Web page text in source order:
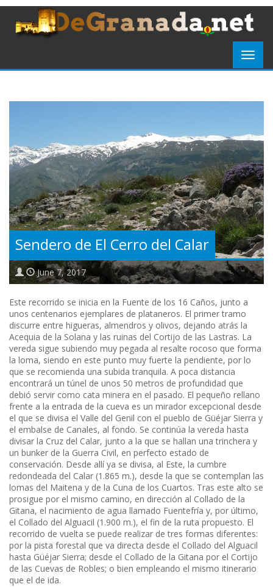
Sendero de El Cerro del Calar
June 7, 2017
Este recorrido se inicia en la Fuente de los 16 Caños, junto a
unos centenarios ejemplares de plataneros. El primer tramo
discurre entre higueras, almendros y olivos, dejando atrás la
Acequia de la Solana y las ruinas del Cortijo de las Lastras. La
vereda sigue subiendo muy pegada al resalte rocoso que forma
la loma, siendo en este punto muy fuerte la pendiente, por lo
que se recomienda una subida tranquila. A poca distancia
encontrará un túnel de unos 50 metros de profundidad que
debió servir como cata minera en el pasado. El pequeño rellano
frente a la entrada de la cueva es un mirador excepcional desde
el que se divisa el Valle del Genil con el pueblo de Güéjar Sierra y
el embalse de Canales, al fondo. Se continúa la vereda hasta
divisar la Cruz del Calar, junto a la que se hallan una trinchera y
un bunker de la Guerra Civil, en perfecto estado de
conservación. Desde allí ya se divisa, al Este, la cumbre
redondeada del Calar (1.865 m.), desde la que se contemplan las
lomas del Maitena y de la Cuna de los Cuartos. Tras este alto se
prosigue por el mismo camino, en dirección al Collado de la
Gitana, el nacimiento de agua llamado Fuentefría y, por último,
el Collado del Alguacil (1.900 m.), el fin de la ruta propuesto. El
recorrido de vuelta se puede realizar de tres formas diferentes:
por la pista forestal que va directa desde el Collado del Alguacil
hasta Güéjar Sierra; desde el Collado de la Gitana por el Cortijo
de las Cuevas de Robles; o bien empleando el mismo itinerario
que el de ida.